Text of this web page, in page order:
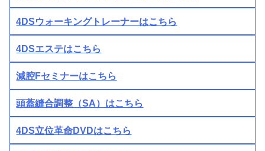
4DSウォーキングトレーナーはこちら
4DSエステはこちら
減腔Fセミナーはこちら
頭蓋縫合調整（SA）はこちら
4DS立位革命DVDはこちら